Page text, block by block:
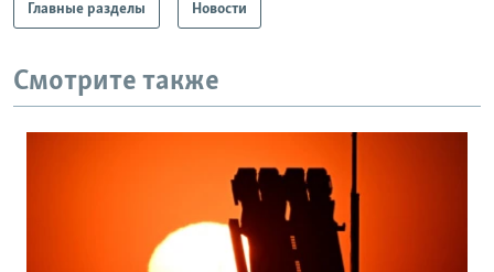
Главные разделы Новости
Смотрите также